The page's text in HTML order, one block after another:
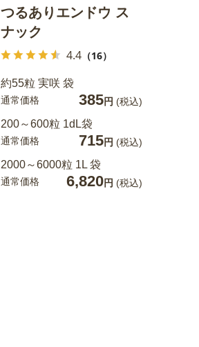
つるありエンドウ ス
ナック
4.4 （16）
約55粒 実咲 袋
通常価格 385円 (税込)
200～600粒 1dL袋
通常価格 715円 (税込)
2000～6000粒 1L 袋
通常価格 6,820円 (税込)